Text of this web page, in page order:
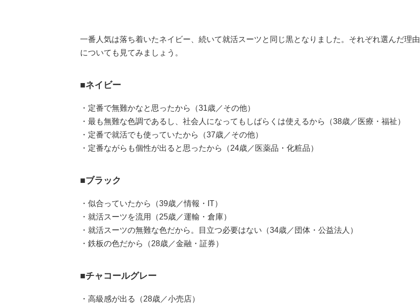
一番人気は落ち着いたネイビー、続いて就活スーツと同じ黒となりました。それぞれ選んだ理由
についても見てみましょう。
■ネイビー
・定番で無難かなと思ったから（31歳／その他）
・最も無難な色調であるし、社会人になってもしばらくは使えるから（38歳／医療・福祉）
・定番で就活でも使っていたから（37歳／その他）
・定番ながらも個性が出ると思ったから（24歳／医薬品・化粧品）
■ブラック
・似合っていたから（39歳／情報・IT）
・就活スーツを流用（25歳／運輸・倉庫）
・就活スーツの無難な色だから。目立つ必要はない（34歳／団体・公益法人）
・鉄板の色だから（28歳／金融・証券）
■チャコールグレー
・高級感が出る（28歳／小売店）